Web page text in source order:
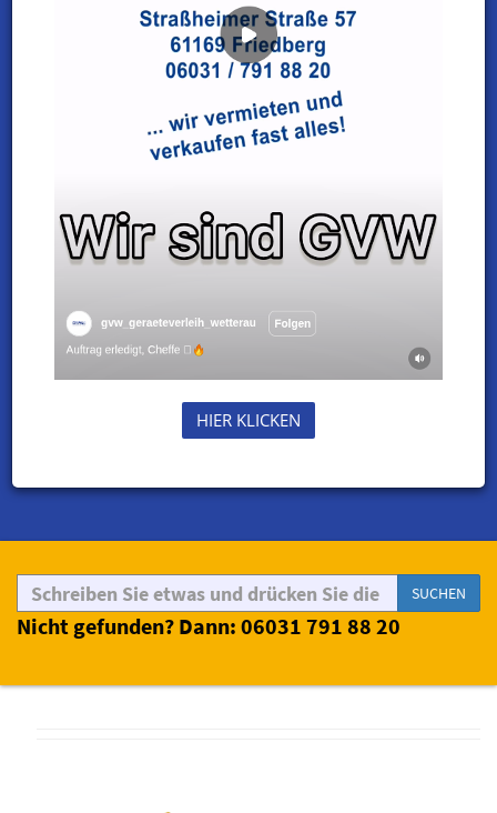
LKW Bühnen
Baumaschinen
Kaufen oder Mieten !
Porter / Ape / Calessino
Forst und Garten
SUCHEN
Nicht gefunden? Dann: 06031 791 88 20
HIER KLICKEN